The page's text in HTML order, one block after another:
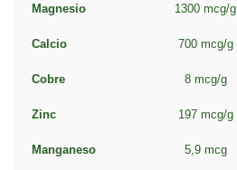
Magnesio 1300 mcg/g
Calcio 700 mcg/g
Cobre 8 mcg/g
Zinc 197 mcg/g
Manganeso 5,9 mcg